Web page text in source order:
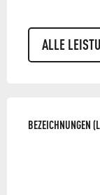
ALLE
BEZEICHNUNGEN
BEZEICHNUNGEN